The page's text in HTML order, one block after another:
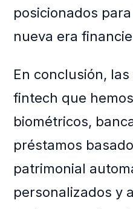
posicionados
nueva era
En conclusión,
fintech que
biométricos,
préstamos
patrimonial
personalizados y